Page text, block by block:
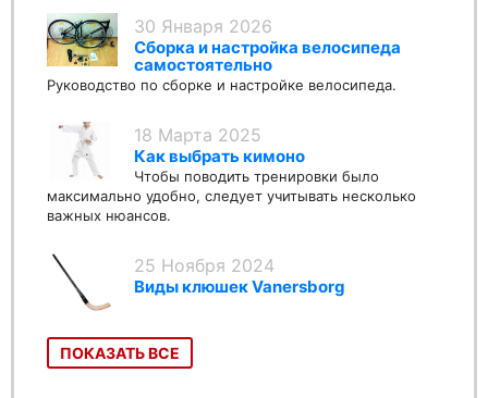
30 Января 2026
Сборка и настройка велосипеда
самостоятельно
Руководство по сборке и настройке велосипеда.
18 Марта 2025
Как выбрать кимоно
Чтобы поводить тренировки было
максимально удобно, следует учитывать несколько
важных нюансов.
25 Ноября 2024
Виды клюшек Vanersborg
ПОКАЗАТЬ ВСЕ